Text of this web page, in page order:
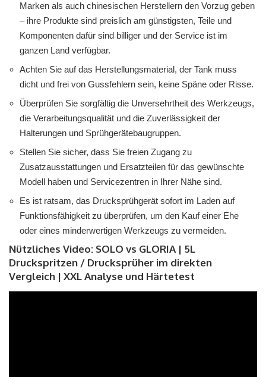
Marken als auch chinesischen Herstellern den Vorzug geben
– ihre Produkte sind preislich am günstigsten, Teile und
Komponenten dafür sind billiger und der Service ist im
ganzen Land verfügbar.
Achten Sie auf das Herstellungsmaterial, der Tank muss
dicht und frei von Gussfehlern sein, keine Späne oder Risse.
Überprüfen Sie sorgfältig die Unversehrtheit des Werkzeugs,
die Verarbeitungsqualität und die Zuverlässigkeit der
Halterungen und Sprühgerätebaugruppen.
Stellen Sie sicher, dass Sie freien Zugang zu
Zusatzausstattungen und Ersatzteilen für das gewünschte
Modell haben und Servicezentren in Ihrer Nähe sind.
Es ist ratsam, das Drucksprühgerät sofort im Laden auf
Funktionsfähigkeit zu überprüfen, um den Kauf einer Ehe
oder eines minderwertigen Werkzeugs zu vermeiden.
Nützliches Video: SOLO vs GLORIA | 5L
Druckspritzen / Drucksprüher im direkten
Vergleich | XXL Analyse und Härtetest